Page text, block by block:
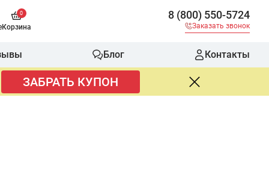
0
Корзина
8 (800) 550-5724
Заказать звонок
Блог Контакты
ЗАБРАТЬ КУПОН